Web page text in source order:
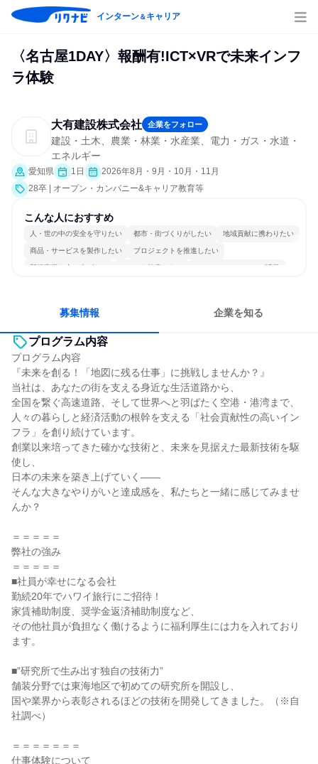
インターン＆キャリア
〈名古屋1DAY〉報酬有!ICT×VRで未来インフ
ラ体験
大有建設株式会社 企業をフォロー
建設・土木、農業・林業・水産業、電力・ガス・水道・
エネルギー
愛知県 1日
2026年8月・9月・10月・11月
28卒 | オープン・カンパニー&キャリア教育等
こんな人におすすめ
人・世の中の安全を守りたい 都市・街づくりがしたい 地域貢献に携わりたい
商品・サービスを製作したい プロジェクトを推進したい
新規事業を立ち上げたい チームを統率したい コミュニケーションが活発
募集情報 企業を知る
プログラム内容
プログラム内容
『未来を創る！「地図に残る仕事」に挑戦しませんか？』
当社は、あなたの街を支える身近な生活道路から、
全国を繋ぐ高速道路、そして世界へと羽ばたく空港・港湾まで、
人々の暮らしと経済活動の根幹を支える「社会貢献性の高いイン
フラ」を創り続けています。
創業以来培ってきた確かな技術と、未来を見据えた最新技術を駆
使し、
日本の未来を築き上げていく——
そんな大きなやりがいと達成感を、私たちと一緒に感じてみませ
んか？
＝＝＝＝＝
弊社の強み
＝＝＝＝＝
■社員が幸せになる会社
勤続20年でハワイ旅行にご招待！
家賃補助制度、奨学金返済補助制度など、
その他社員が負担なく働けるように福利厚生には力を入れており
ます。
■”研究所で生み出す独自の技術力”
舗装分野では東海地区で初めての研究所を開設し、
国や業界から表彰されるほどの技術を開発してきました。（※自
社調べ）
＝＝＝＝＝＝＝
仕事体験について